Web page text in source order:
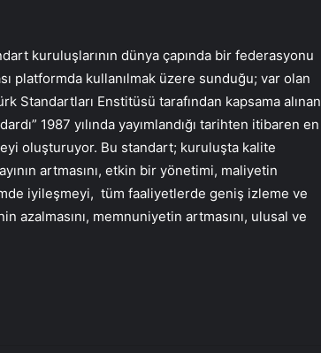
kuruluşlarının dünya çapında bir federasyonu
platformda kullanılmak üzere sunduğu; var olan
Enstitüsü tarafından kapsama alınan
1987 yılında yayımlandığı tarihten itibaren en
oluşturuyor. Bu standart; kuruluşta kalite
artmasını, etkin bir yönetimi, maliyetin
iyileşmeyi, tüm faaliyetlerde geniş izleme ve
azalmasını, memnuniyetin artmasını, ulusal ve